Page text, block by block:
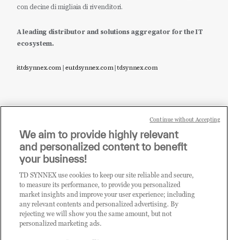
con decine di migliaia di rivenditori.
A leading distributor and solutions aggregator for the IT
ecosystem.
it.tdsynnex.com|eu.tdsynnex.com|tdsynnex.com
Sei un rivenditore di tecnologia e desideri acquistare
i prodotti o le soluzioni trattate sul blog?
CLICCA QUI E DIVENTA
CLIENTE TD SYNNEX
We aim to provide highly relevant
and personalized content to benefit
your business!
TD SYNNEX use cookies to keep our site reliable and secure,
to measure its performance, to provide you personalized
market insights and improve your user experience; including
any relevant contents and personalized advertising. By
rejecting we will show you the same amount, but not
personalized marketing ads.
Continue without Accepting